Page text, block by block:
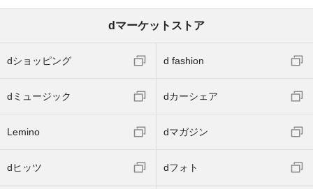
dマーケットストア
dショッピング d fashion
dミュージック dカーシェア
Lemino dマガジン
dヒッツ dフォト